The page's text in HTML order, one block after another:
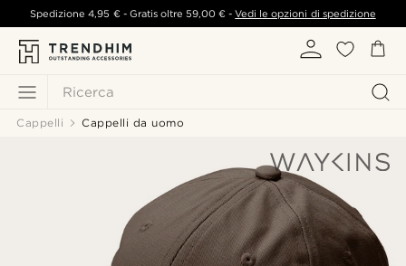
Ricerca
Spedizione4,95 €- Gratis oltre 59,00 € -Vedi le opzioni di spedizione
Cappelli Cappelli da uomo